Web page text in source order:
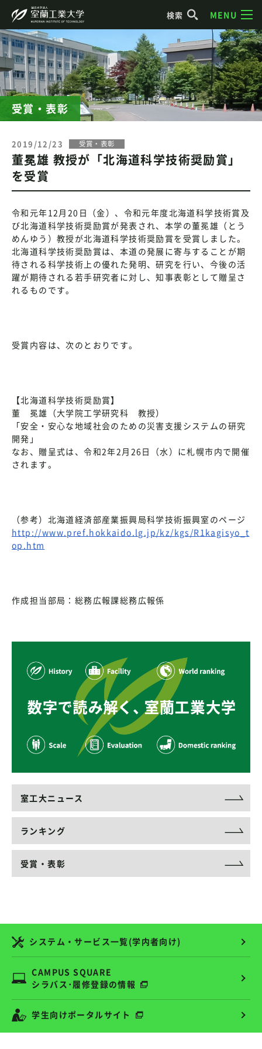
検索 MENU
受賞・表彰
2019/12/23 受賞・表彰
董冕雄 教授が「北海道科学技術奨励賞」
を受賞
令和元年12月20日（金）、令和元年度北海道科学技術賞及
び北海道科学技術奨励賞が発表され、本学の董冕雄（とう
めんゆう）教授が北海道科学技術奨励賞を受賞しました。
北海道科学技術奨励賞は、本道の発展に寄与することが期
待される科学技術上の優れた発明、研究を行い、今後の活
躍が期待される若手研究者に対し、知事表彰として贈呈さ
れるものです。
受賞内容は、次のとおりです。
【北海道科学技術奨励賞】
董 冕雄（大学院工学研究科 教授）
「安全・安心な地域社会のための災害支援システムの研究
開発」
なお、贈呈式は、令和2年2月26日（水）に札幌市内で開催
されます。
（参考）北海道経済部産業振興局科学技術振興室のページ
http://www.pref.hokkaido.lg.jp/kz/kgs/R1kagisyo_t
op.htm
作成担当部局：総務広報課総務広報係
室工大ニュース
ランキング
受賞・表彰
システム・サービス一覧(学内者向け)
CAMPUS SQUARE
シラバス･履修登録の情報
学生向けポータルサイト